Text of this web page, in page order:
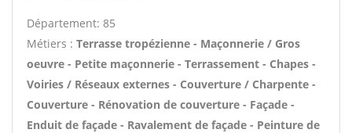
Département: 85
Métiers : Terrasse tropézienne - Maçonnerie / Gros
oeuvre - Petite maçonnerie - Terrassement - Chapes -
Voiries / Réseaux externes - Couverture / Charpente -
Couverture - Rénovation de couverture - Façade -
Enduit de façade - Ravalement de façade - Peinture de